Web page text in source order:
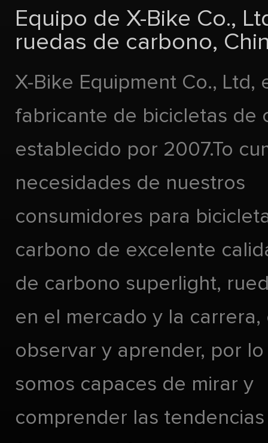
Equipo de X-Bike Co.,
ruedas de carbono,
X-Bike Equipment Co., Ltd,
fabricante de bicicletas de
establecido por 2007.To
necesidades de nuestros
consumidores para
carbono de excelente
de carbono superlight,
en el mercado y la carrera,
observar y aprender, por lo
somos capaces de mirar y
comprender las